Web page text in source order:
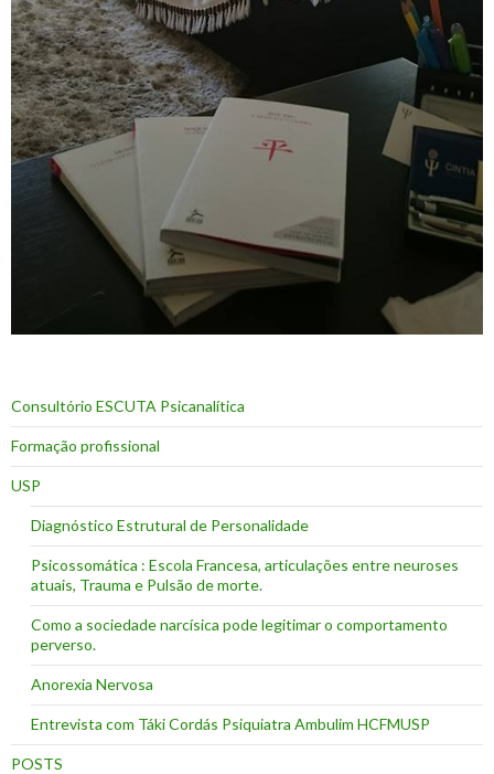
Consultório ESCUTA Psicanalítica
Formação profissional
USP
Diagnóstico Estrutural de Personalidade
Psicossomática : Escola Francesa, articulações entre neuroses
atuais, Trauma e Pulsão de morte.
Como a sociedade narcísica pode legitimar o comportamento
perverso.
Anorexia Nervosa
Entrevista com Táki Cordás Psiquiatra Ambulim HCFMUSP
POSTS